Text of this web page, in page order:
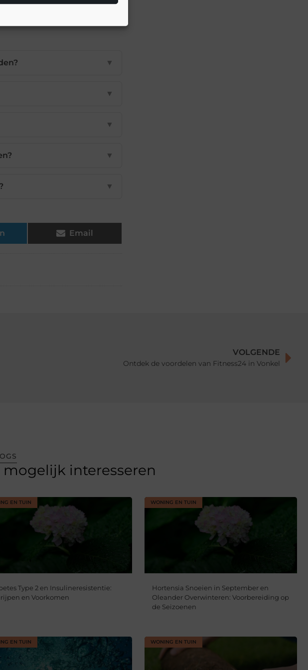
▼
▼
▼
▼
▼
Email
VOLGENDE
Ontdek de voordelen van Fitness24 in Vonkel
mogelijk interesseren
EN TUIN
Type 2 en Insulineresistentie:
en Voorkomen
WONING EN TUIN
Hortensia Snoeien in September en
Oleander Overwinteren: Voorbereiding op
de Seizoenen
EN TUIN WONING EN TUIN